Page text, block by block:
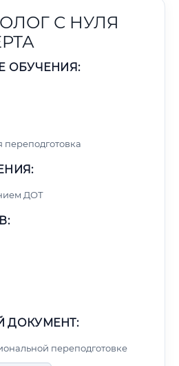
С НУЛЯ
ОБУЧЕНИЯ:
переподготовка
ДОТ
ДОКУМЕНТ:
переподготовке